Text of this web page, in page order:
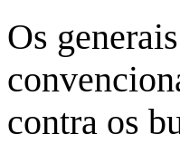
Os
contra os